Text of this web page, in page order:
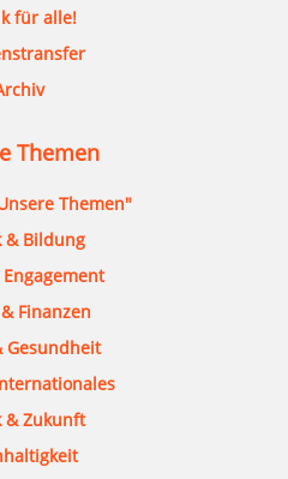
für alle!
Themen
Themen"
& Bildung
Finanzen
Gesundheit
& Zukunft